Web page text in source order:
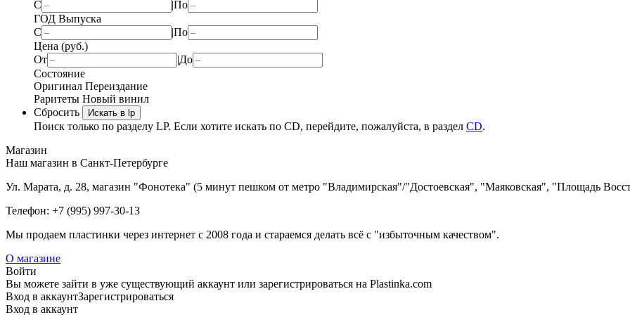
С
|По
ГОД Выпуска
С
|По
Цена (руб.)
От
|До
Состояние
Оригинал Переиздание
Раритеты Новый винил
Сбросить
Искать в lp
Поиск только по разделу LP. Если хотите искать по CD, перейдите, пожалуйста, в раздел CD.
Магазин
Наш магазин в Санкт-Петербурге
Ул. Марата, д. 28, магазин "Фонотека" (5 минут пешком от метро "Владимирская"/"Достоевская", "Маяковская", "Площадь
Телефон: +7 (995) 997-30-13
Мы продаем пластинки через интернет c 2008 года и стараемся делать всё с "избыточным качеством".
О магазине
Войти
Вы можете зайти в уже существующий аккаунт или зарегистрироваться на Plastinka.com
Вход в аккаунтЗарегистрироваться
Вход в аккаунт